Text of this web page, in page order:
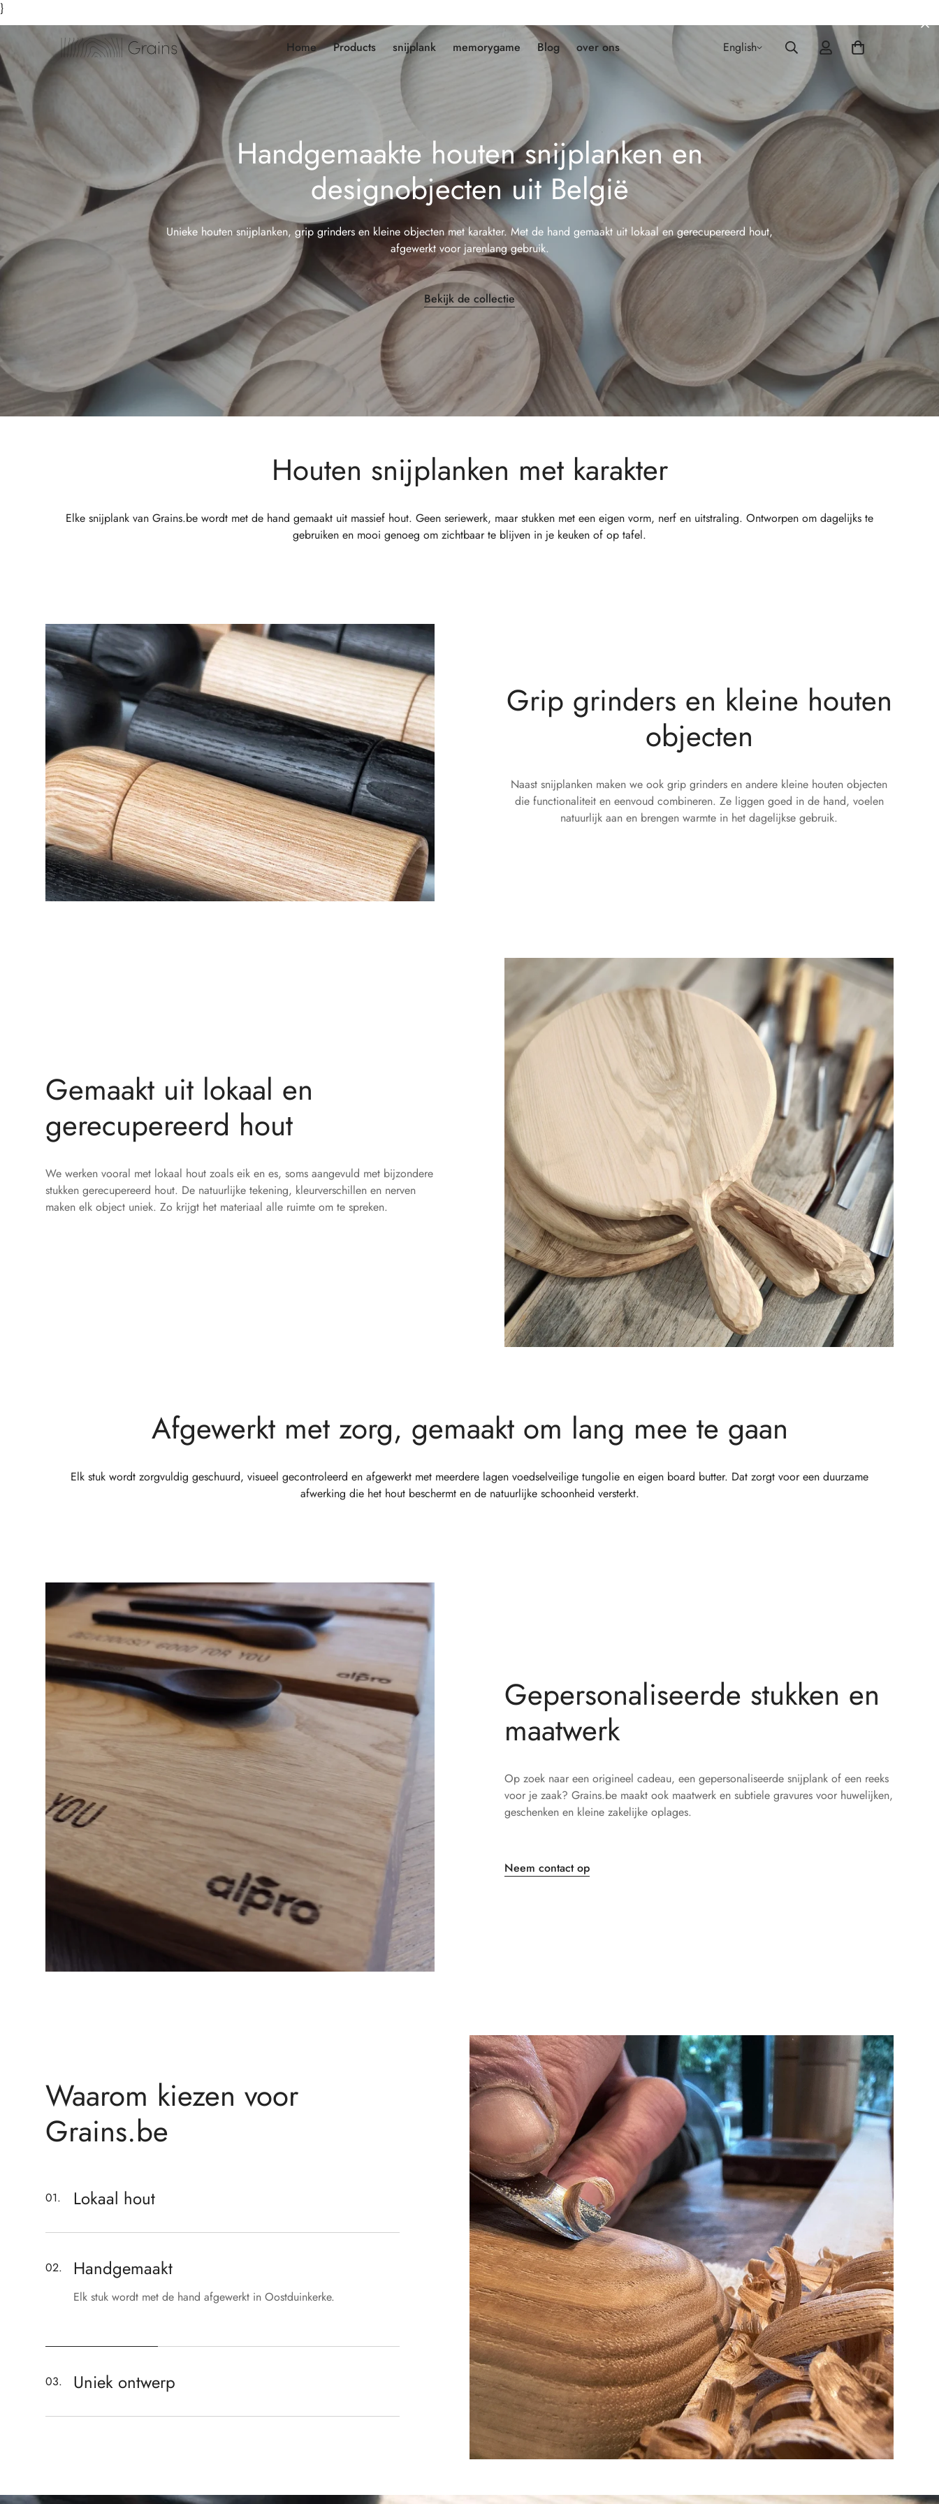
}
Home Products snijplank memorygame Blog over ons English
Handgemaakte houten snijplanken en
designobjecten uit België
Unieke houten snijplanken, grip grinders en kleine objecten met karakter. Met de hand gemaakt uit lokaal en gerecupereerd hout,
afgewerkt voor jarenlang gebruik.
Bekijk de collectie
Houten snijplanken met karakter
Elke snijplank van Grains.be wordt met de hand gemaakt uit massief hout. Geen seriewerk, maar stukken met een eigen vorm, nerf en uitstraling. Ontworpen om dagelijks te
gebruiken en mooi genoeg om zichtbaar te blijven in je keuken of op tafel.
Grip grinders en kleine houten
objecten
Naast snijplanken maken we ook grip grinders en andere kleine houten objecten
die functionaliteit en eenvoud combineren. Ze liggen goed in de hand, voelen
natuurlijk aan en brengen warmte in het dagelijkse gebruik.
Gemaakt uit lokaal en
gerecupereerd hout
We werken vooral met lokaal hout zoals eik en es, soms aangevuld met bijzondere
stukken gerecupereerd hout. De natuurlijke tekening, kleurverschillen en nerven
maken elk object uniek. Zo krijgt het materiaal alle ruimte om te spreken.
Afgewerkt met zorg, gemaakt om lang mee te gaan
Elk stuk wordt zorgvuldig geschuurd, visueel gecontroleerd en afgewerkt met meerdere lagen voedselveilige tungolie en eigen board butter. Dat zorgt voor een duurzame
afwerking die het hout beschermt en de natuurlijke schoonheid versterkt.
Gepersonaliseerde stukken en
maatwerk
Op zoek naar een origineel cadeau, een gepersonaliseerde snijplank of een reeks
voor je zaak? Grains.be maakt ook maatwerk en subtiele gravures voor huwelijken,
geschenken en kleine zakelijke oplages.
Neem contact op
Waarom kiezen voor
Grains.be
01. Lokaal hout
02.
Handgemaakt
Elk stuk wordt met de hand afgewerkt in Oostduinkerke.
03. Uniek ontwerp